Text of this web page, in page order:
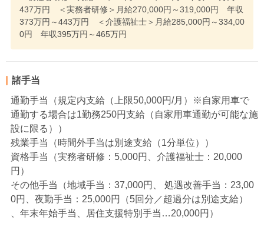
437万円 ＜実務者研修＞月給270,000円～319,000円 年収
373万円～443万円 ＜介護福祉士＞月給285,000円～334,00
0円 年収395万円～465万円
諸手当
通勤手当（規定内支給（上限50,000円/月）※自家用車で
通勤する場合は1勤務250円支給（自家用車通勤が可能な施
設に限る））
残業手当（時間外手当は別途支給（1分単位））
資格手当（実務者研修：5,000円、介護福祉士：20,000
円）
その他手当（地域手当：37,000円、 処遇改善手当：23,00
0円、夜勤手当：25,000円（5回分／超過分は別途支給）
、年末年始手当、居住支援特別手当…20,000円）